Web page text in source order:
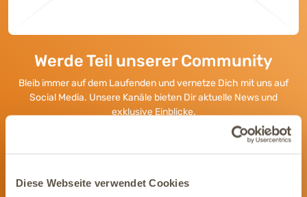
Diese Webseite verwendet Cookies
Werde Teil unserer Community
Bleib immer auf dem Laufenden und vernetze Dich mit uns auf
Social Media. Unsere Kanäle bieten Dir aktuelle News und
exklusive Einblicke.